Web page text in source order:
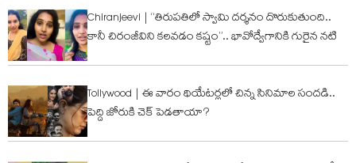
Chiranjeevi | “తిరుపతిలో స్వామి దర్శనం దొరుకుతుంది..
కానీ చిరంజీవిని కలవడం కష్టం”.. భావోద్వేగానికి గురైన నటి
Tollywood | ఈ వారం థియేటర్లలో చిన్న సినిమాల సందడి..
పెద్ది జోరుకి చెక్ పెడ‌తాయా?